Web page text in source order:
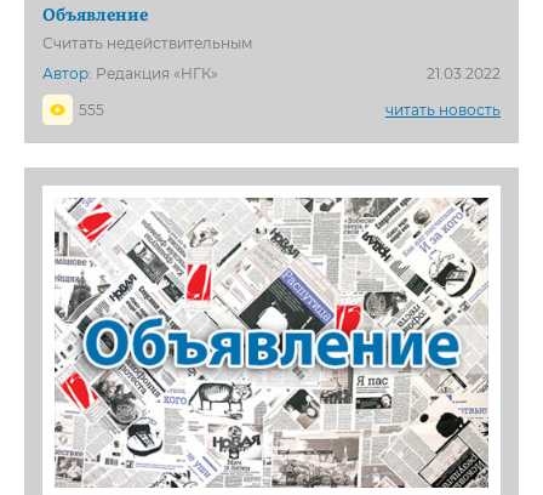
Объявление
Считать недействительным
Автор: Редакция «НГК»
21.03.2022
555
читать новость